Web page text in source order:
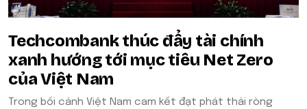
Techcombank thúc đẩy tài chính
xanh hướng tới mục tiêu Net Zero
của Việt Nam
Trong bối cảnh Việt Nam cam kết đạt phát thải ròng